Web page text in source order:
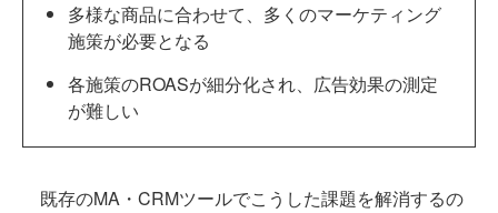
多様な商品に合わせて、多くのマーケティング
施策が必要となる
各施策のROASが細分化され、広告効果の測定
が難しい
既存のMA・CRMツールでこうした課題を解消するの